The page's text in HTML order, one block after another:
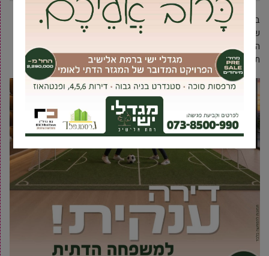
בכל הנוגע להסעות אירועים, יש כמה דברים שכדאי תמיד לבדוק לפני
שמתחילים לתכנן את האירוע. אלו כוללים: ניסיון ומוניטין חברת
ההסעות, כמו גם עלות שירות ההסעות, באילו סוגי רכבים החברה
תשתמש כדי להסיע את המוזמנים ועוד.